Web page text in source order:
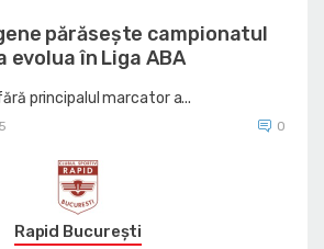
părăsește campionatul
evolua în Liga ABA
principalul marcator a...
0
Rapid București